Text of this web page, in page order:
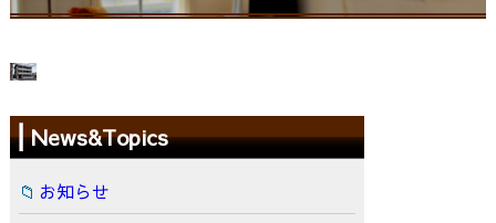
News&Topics
お知らせ